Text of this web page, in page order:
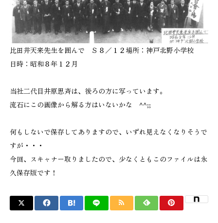
比田井天来先生を囲んで Ｓ８／１２場所：神戸北野小学校
日時：昭和８年１２月
当社二代目井原思斉は、後ろの方に写っています。
流石にこの画像から解る方はいないかな ^^;;
何もしないで保存してありますので、いずれ見えなくなりそうで
すが・・・
今回、スキャナー取りましたので、少なくともこのファイルは永
久保存版です！